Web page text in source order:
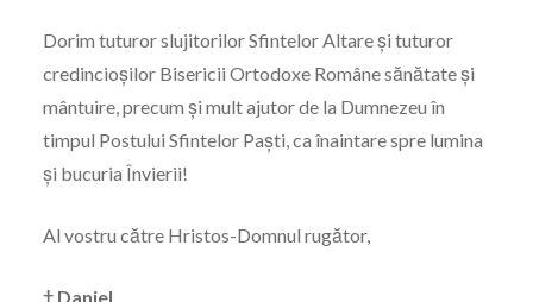
Dorim tuturor slujitorilor Sfintelor Altare şi tuturor
credincioşilor Bisericii Ortodoxe Române sănătate şi
mântuire, precum şi mult ajutor de la Dumnezeu în
timpul Postului Sfintelor Paşti, ca înaintare spre lumina
şi bucuria Învierii!
Al vostru către Hristos-Domnul rugător,
† Daniel